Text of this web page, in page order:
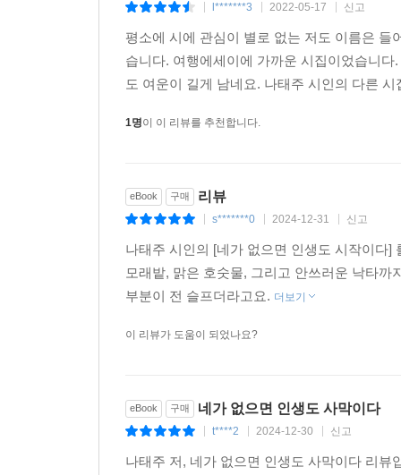
싶다는 그의 바람을 담은 다정한 시들은 힘겨운
시인의 여정을 오롯이 함께 할 수 있는
‘시산문’이라는 새로운 시도
『네가 없으면 인생도 사막이다』에서 무엇보
를 더 깊게 이해할 수 있는 지침서가 되어준다.
특히 시편의 뒤에 실린 두 편의 산문은 실크로드
바쁜 일정에 쫓기다 여정을 시작하던 순간의 벅
아쉬움, 여행에 동행한 아내에 대한 애틋한
조망하는 역할을 하니, 나태주의 애독자라면 놓칠
l*******3 2022-05-17 신고
평소에 시에 관심이 별로 없는 저도 이름은
습니다. 여행에세이에 가까운 시집이었습니
도 여운이 길게 남네요. 나태주 시인의 다른
1명이 이 리뷰를 추천합니다.
eBook 구매 리뷰
s*******0 2024-12-31 신고
나태주 시인의 [네가 없으면 인생도 시작이다
모래밭, 맑은 호숫물, 그리고 안쓰러운 낙타
부분이 전 슬프더라고요. 더보기
이 리뷰가 도움이 되었나요?
eBook 구매 네가 없으면 인생도 사막이다
t****2 2024-12-30 신고
나태주 저, 네가 없으면 인생도 사막이다 리